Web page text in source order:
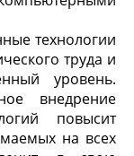
технологии
труда и
уровень.
внедрение
повысит
на всех